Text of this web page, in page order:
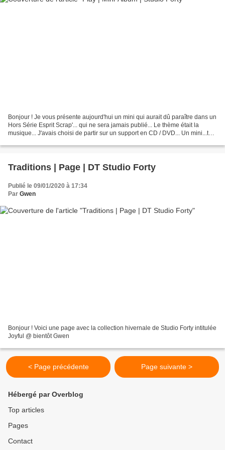
Bonjour ! Je vous présente aujourd'hui un mini qui aurait dû paraître dans un
Hors Série Esprit Scrap'... qui ne sera jamais publié... Le thème était la
musique... J'avais choisi de partir sur un support en CD / DVD... Un mini...tout
Traditions | Page | DT Studio Forty
Publié le 09/01/2020 à 17:34
Par Gwen
Bonjour ! Voici une page avec la collection hivernale de Studio Forty intitulée
Joyful @ bientôt Gwen
< Page précédente Page suivante >
Hébergé par Overblog
Top articles
Pages
Contact